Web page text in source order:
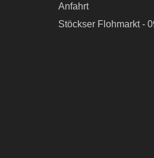
Anfahrt
Stöckser Flohmarkt -